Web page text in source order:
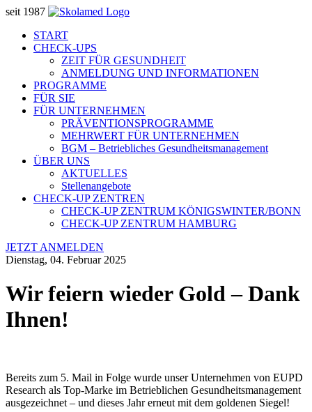
seit 1987
START
CHECK-UPS
ZEIT FÜR GESUNDHEIT
ANMELDUNG UND INFORMATIONEN
PROGRAMME
FÜR SIE
FÜR UNTERNEHMEN
PRÄVENTIONSPROGRAMME
MEHRWERT FÜR UNTERNEHMEN
BGM – Betriebliches Gesundheitsmanagement
ÜBER UNS
AKTUELLES
Stellenangebote
CHECK-UP ZENTREN
CHECK-UP ZENTRUM KÖNIGSWINTER/BONN
CHECK-UP ZENTRUM HAMBURG
JETZT ANMELDEN
Dienstag, 04. Februar 2025
Wir feiern wieder Gold – Dank
Ihnen!
Bereits zum 5. Mail in Folge wurde unser Unternehmen von EUPD
Research als Top-Marke im Betrieblichen Gesundheitsmanagement
ausgezeichnet – und dieses Jahr erneut mit dem goldenen Siegel!